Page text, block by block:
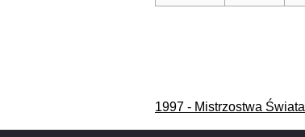
Nawigacja
wpisu
1997 - Mistrzostwa Świata